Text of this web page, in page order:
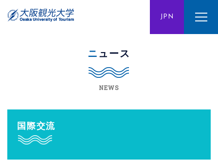
JPN
ENG CHN
ニュース
NEWS
国際交流